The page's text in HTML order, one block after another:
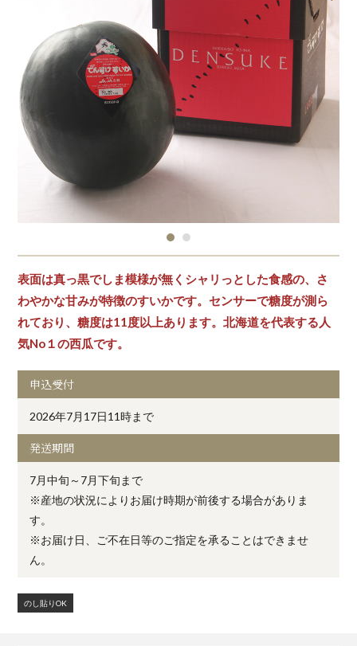
表面は真っ黒でしま模様が無くシャリっとした食感の、さ
わやかな甘みが特徴のすいかです。センサーで糖度が測ら
れており、糖度は11度以上あります。北海道を代表する人
気No１の西瓜です。
申込受付
2026年7月17日11時まで
発送期間
7月中旬～7月下旬まで
※産地の状況によりお届け時期が前後する場合がありま
す。
※お届け日、ご不在日等のご指定を承ることはできませ
ん。
のし貼りOK